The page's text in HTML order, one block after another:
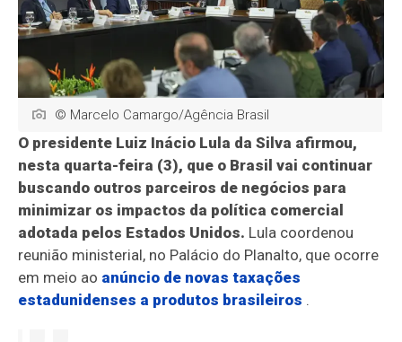
© Marcelo Camargo/Agência Brasil
O presidente Luiz Inácio Lula da Silva afirmou,
nesta quarta-feira (3), que o Brasil vai continuar
buscando outros parceiros de negócios para
minimizar os impactos da política comercial
adotada pelos Estados Unidos. Lula coordenou
reunião ministerial, no Palácio do Planalto, que ocorre
em meio ao anúncio de novas taxações
estadunidenses a produtos brasileiros .